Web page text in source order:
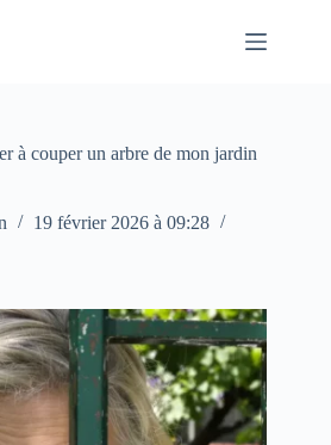
à couper un arbre de mon jardin
19 février 2026 à 09:28